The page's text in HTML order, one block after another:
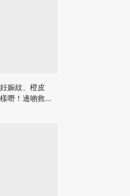
娠紋、橙皮
嘢！邊啲救得